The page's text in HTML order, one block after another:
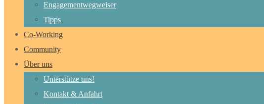
Engagementwegweiser
Tipps
Co-Working
Community
Über uns
Unterstütze uns!
Kontakt & Anfahrt